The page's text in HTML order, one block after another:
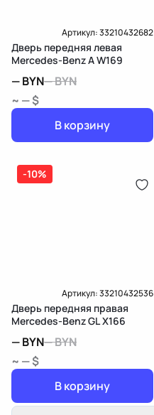
Артикул:33210432682
Дверь передняя левая
Mercedes-Benz A W169
—BYN—BYN
~ — $
В корзину
-10%
Артикул:33210432536
Дверь передняя правая
Mercedes-Benz GL X166
—BYN—BYN
~ — $
В корзину